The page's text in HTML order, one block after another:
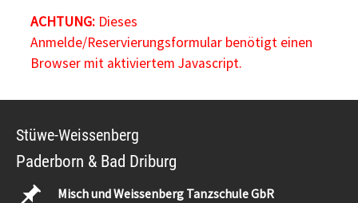
ACHTUNG:Dieses
Anmelde/Reservierungsformular benötigt einen
Browser mit aktiviertem Javascript.
Stüwe-Weissenberg
Paderborn & Bad Driburg
Misch und Weissenberg Tanzschule GbR